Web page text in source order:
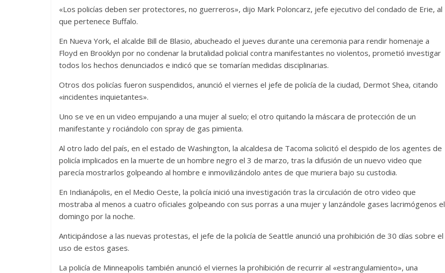
«Los policías deben ser protectores, no guerreros», dijo Mark Poloncarz, jefe ejecutivo del condado de Erie, al
que pertenece Buffalo.
En Nueva York, el alcalde Bill de Blasio, abucheado el jueves durante una ceremonia para rendir homenaje a
Floyd en Brooklyn por no condenar la brutalidad policial contra manifestantes no violentos, prometió investigar
todos los hechos denunciados e indicó que se tomarían medidas disciplinarias.
Otros dos policías fueron suspendidos, anunció el viernes el jefe de policía de la ciudad, Dermot Shea, citando
«incidentes inquietantes».
Uno se ve en un video empujando a una mujer al suelo; el otro quitando la máscara de protección de un
manifestante y rociándolo con spray de gas pimienta.
Al otro lado del país, en el estado de Washington, la alcaldesa de Tacoma solicitó el despido de los agentes de
policía implicados en la muerte de un hombre negro el 3 de marzo, tras la difusión de un nuevo video que
parecía mostrarlos golpeando al hombre e inmovilizándolo antes de que muriera bajo su custodia.
En Indianápolis, en el Medio Oeste, la policía inició una investigación tras la circulación de otro video que
mostraba al menos a cuatro oficiales golpeando con sus porras a una mujer y lanzándole gases lacrimógenos el
domingo por la noche.
Anticipándose a las nuevas protestas, el jefe de la policía de Seattle anunció una prohibición de 30 días sobre el
uso de estos gases.
La policía de Minneapolis también anunció el viernes la prohibición de recurrir al «estrangulamiento», una